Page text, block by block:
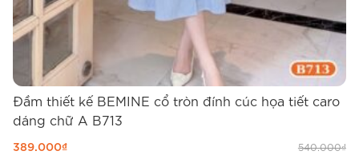
Đầm thiết kế BEMINE cổ tròn đính cúc họa tiết caro
dáng chữ A B713
389.000₫ 540.000₫